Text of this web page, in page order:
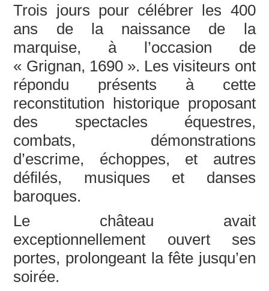
Trois jours pour célébrer les 400
ans de la naissance de la
marquise, à l’occasion de
« Grignan, 1690 ». Les visiteurs ont
répondu présents à cette
reconstitution historique proposant
des spectacles équestres,
combats, démonstrations
d’escrime, échoppes, et autres
défilés, musiques et danses
baroques.
Le château avait
exceptionnellement ouvert ses
portes, prolongeant la fête jusqu’en
soirée.